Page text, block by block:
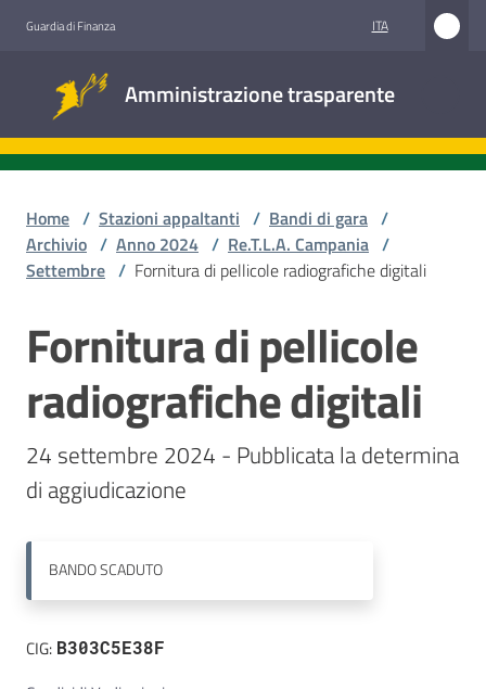
Guardia di Finanza ITA
Amministrazione trasparente
trasparente
Accesso
Stazioni
appaltanti
Contatti
Home / Stazioni appaltanti / Bandi di gara /
Archivio / Anno 2024 / Re.T.L.A. Campania /
Settembre / Fornitura di pellicole radiografiche digitali
Salta al contenuto
Fornitura di pellicole
radiografiche digitali
24 settembre 2024 - Pubblicata la determina
di aggiudicazione
BANDOSCADUTO
CIG: B303C5E38F